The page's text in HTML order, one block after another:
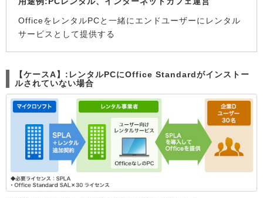
OfficeをレンタルPCと一緒にエンドユーザーにレンタル
サービスとして提供する
【ケースA】:レンタルPCにOffice Standardがインストー
ルされていない場合